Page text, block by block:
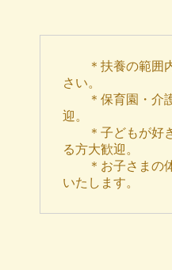
＊扶養の範囲内
さい。
＊保育園・介護
迎。
＊子どもが好き
る方大歓迎。
＊お子さまの体
いたします。